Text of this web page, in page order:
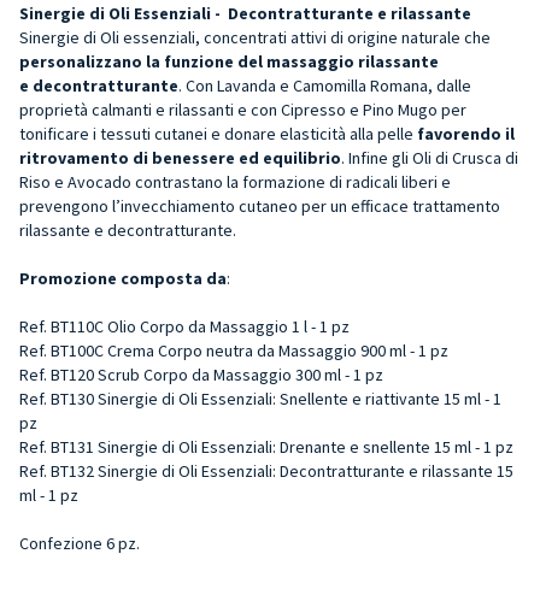
Sinergie di Oli Essenziali - Decontratturante e rilassante
Sinergie di Oli essenziali, concentrati attivi di origine naturale che
personalizzano la funzione del massaggio rilassante
e decontratturante. Con Lavanda e Camomilla Romana, dalle
proprietà calmanti e rilassanti e con Cipresso e Pino Mugo per
tonificare i tessuti cutanei e donare elasticità alla pelle favorendo il
ritrovamento di benessere ed equilibrio. Infine gli Oli di Crusca di
Riso e Avocado contrastano la formazione di radicali liberi e
prevengono l’invecchiamento cutaneo per un efficace trattamento
rilassante e decontratturante.
Promozione composta da:
Ref. BT110C Olio Corpo da Massaggio 1 l - 1 pz
Ref. BT100C Crema Corpo neutra da Massaggio 900 ml - 1 pz
Ref. BT120 Scrub Corpo da Massaggio 300 ml - 1 pz
Ref. BT130 Sinergie di Oli Essenziali: Snellente e riattivante 15 ml - 1
pz
Ref. BT131 Sinergie di Oli Essenziali: Drenante e snellente 15 ml - 1 pz
Ref. BT132 Sinergie di Oli Essenziali: Decontratturante e rilassante 15
ml - 1 pz
Confezione 6 pz.